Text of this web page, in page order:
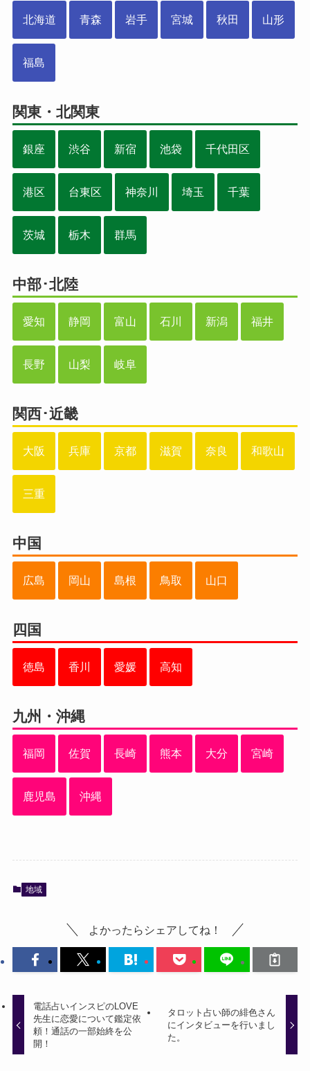
北海道 青森 岩手 宮城 秋田 山形
福島
関東・北関東
銀座 渋谷 新宿 池袋 千代田区
港区 台東区 神奈川 埼玉 千葉
茨城 栃木 群馬
中部･北陸
愛知 静岡 富山 石川 新潟 福井
長野 山梨 岐阜
関西･近畿
大阪 兵庫 京都 滋賀 奈良 和歌山
三重
中国
広島 岡山 島根 鳥取 山口
四国
徳島 香川 愛媛 高知
九州・沖縄
福岡 佐賀 長崎 熊本 大分 宮崎
鹿児島 沖縄
地域
よかったらシェアしてね！
電話占いインスピのLOVE
先生に恋愛について鑑定依
頼！通話の一部始終を公
開！
タロット占い師の緋色さん
にインタビューを行いまし
た。